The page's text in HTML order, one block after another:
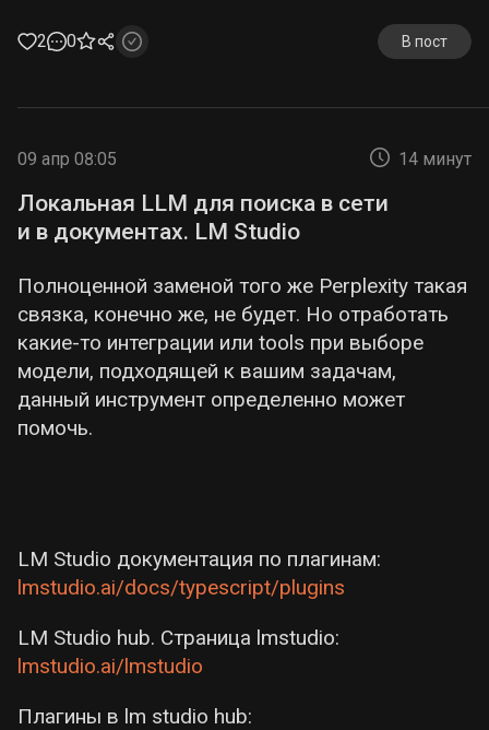
2 0 В пост
09 апр 08:05 14 минут
Локальная LLM для поиска в сети
и в документах. LM Studio
Полноценной заменой того же Perplexity такая
связка, конечно же, не будет. Но отработать
какие-то интеграции или tools при выборе
модели, подходящей к вашим задачам,
данный инструмент определенно может
помочь.
LM Studio документация по плагинам:
lmstudio.ai/docs/typescript/plugins
LM Studio hub. Страница lmstudio:
lmstudio.ai/lmstudio
Плагины в lm studio hub: